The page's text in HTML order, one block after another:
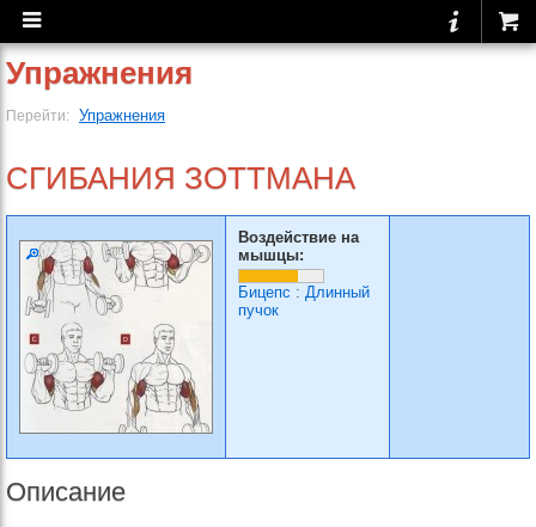
Упражнения
Перейти: Упражнения
СГИБАНИЯ ЗОТТМАНА
Воздействие на
мышцы:
Бицепс : Длинный
пучок
Описание